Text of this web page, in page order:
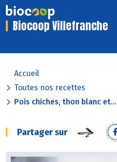
Biocoop Villefranche
Accueil
Toutes nos recettes
Pois chiches, thon blanc et...
Partager sur